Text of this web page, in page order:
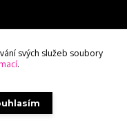
svých služeb soubory
.